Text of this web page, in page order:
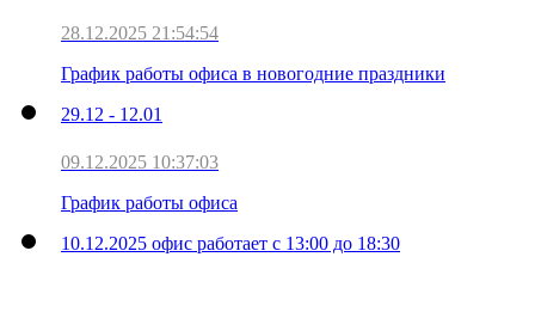
28.12.2025 21:54:54
График работы офиса в новогодние праздники
29.12 - 12.01
09.12.2025 10:37:03
График работы офиса
10.12.2025 офис работает с 13:00 до 18:30